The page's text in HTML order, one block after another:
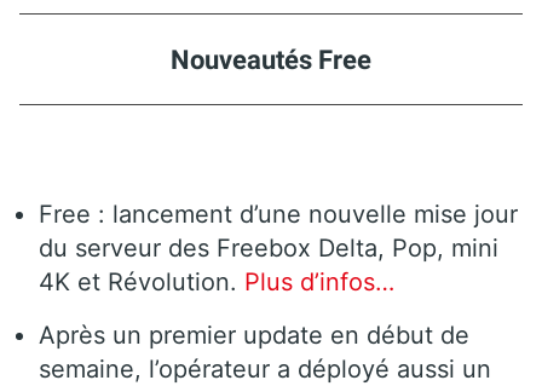
Nouveautés Free
Free : lancement d’une nouvelle mise jour
du serveur des Freebox Delta, Pop, mini
4K et Révolution. Plus d’infos…
Après un premier update en début de
semaine, l’opérateur a déployé aussi un